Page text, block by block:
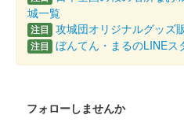
旧
販売終了
城一覧
注目 攻城団オリジナルグッズ
注目 ぼんてん・まるのLINEス
フォローしませんか